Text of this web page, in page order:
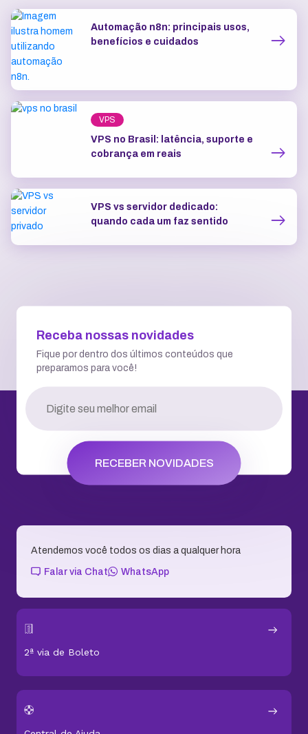
Automação n8n: principais usos,
benefícios e cuidados
VPS
VPS no Brasil: latência, suporte e
cobrança em reais
VPS vs servidor dedicado:
quando cada um faz sentido
Receba nossas novidades
Fique por dentro dos últimos conteúdos que
preparamos para você!
RECEBER NOVIDADES
Atendemos você todos os dias a qualquer hora
Falar via Chat WhatsApp
2ª via de Boleto